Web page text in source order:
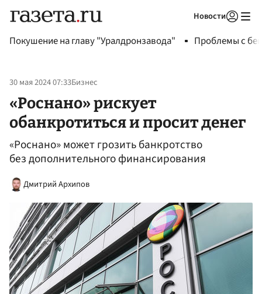
Новости
Покушение на главу "Уралдронзавода" Проблемы с
30 мая 2024 07:33Бизнес
«Роснано» рискует
обанкротиться и просит денег
«Роснано» может грозить банкротство
без дополнительного финансирования
Дмитрий Архипов